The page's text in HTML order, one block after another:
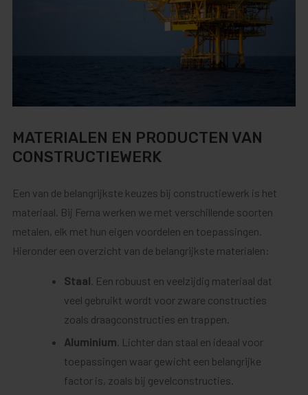
MATERIALEN EN PRODUCTEN VAN
CONSTRUCTIEWERK
Een van de belangrijkste keuzes bij constructiewerk is het
materiaal. Bij Ferna werken we met verschillende soorten
metalen, elk met hun eigen voordelen en toepassingen.
Hieronder een overzicht van de belangrijkste materialen:
Staal . Een robuust en veelzijdig materiaal dat
veel gebruikt wordt voor zware constructies
zoals draagconstructies en trappen.
Aluminium . Lichter dan staal en ideaal voor
toepassingen waar gewicht een belangrijke
factor is, zoals bij gevelconstructies.